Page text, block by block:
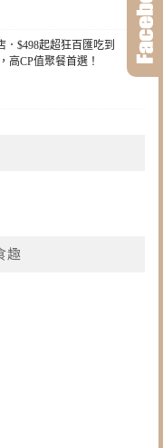
$498起超狂百匯吃到
高CP值聚餐首選！
趣